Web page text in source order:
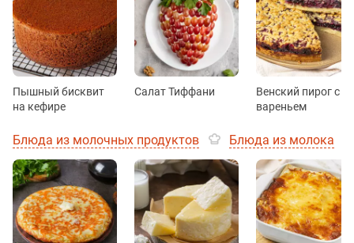
Пышный бисквит
на кефире
Салат Тиффани
Венский пирог с
вареньем
Блюда из молочных продуктов Блюда из молока